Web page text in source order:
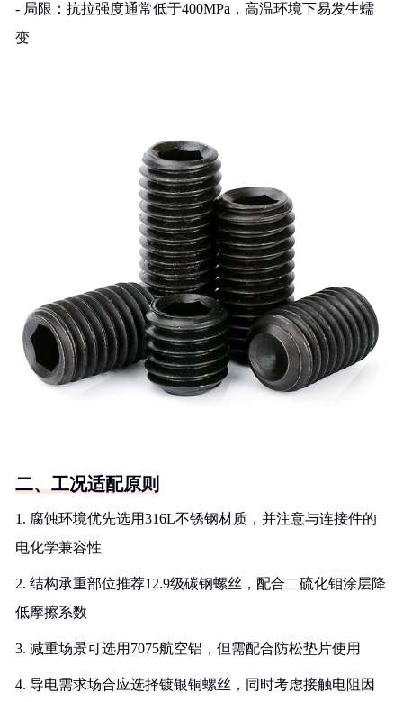
- 局限：抗拉强度通常低于400MPa，高温环境下易发生蠕
变
二、工况适配原则
1. 腐蚀环境优先选用316L不锈钢材质，并注意与连接件的
电化学兼容性
2. 结构承重部位推荐12.9级碳钢螺丝，配合二硫化钼涂层降
低摩擦系数
3. 减重场景可选用7075航空铝，但需配合防松垫片使用
4. 导电需求场合应选择镀银铜螺丝，同时考虑接触电阻因